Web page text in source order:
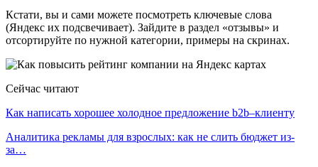
Кстати, вы и сами можете посмотреть ключевые слова
(Яндекс их подсвечивает). Зайдите в раздел «отзывы» и
отсортируйте по нужной категории, примеры на скринах.
Сейчас читают
Как написать хорошее холодное предложение b2b–клиенту
Аналитика рекламы для взрослых: как не слить бюджет из-
за…